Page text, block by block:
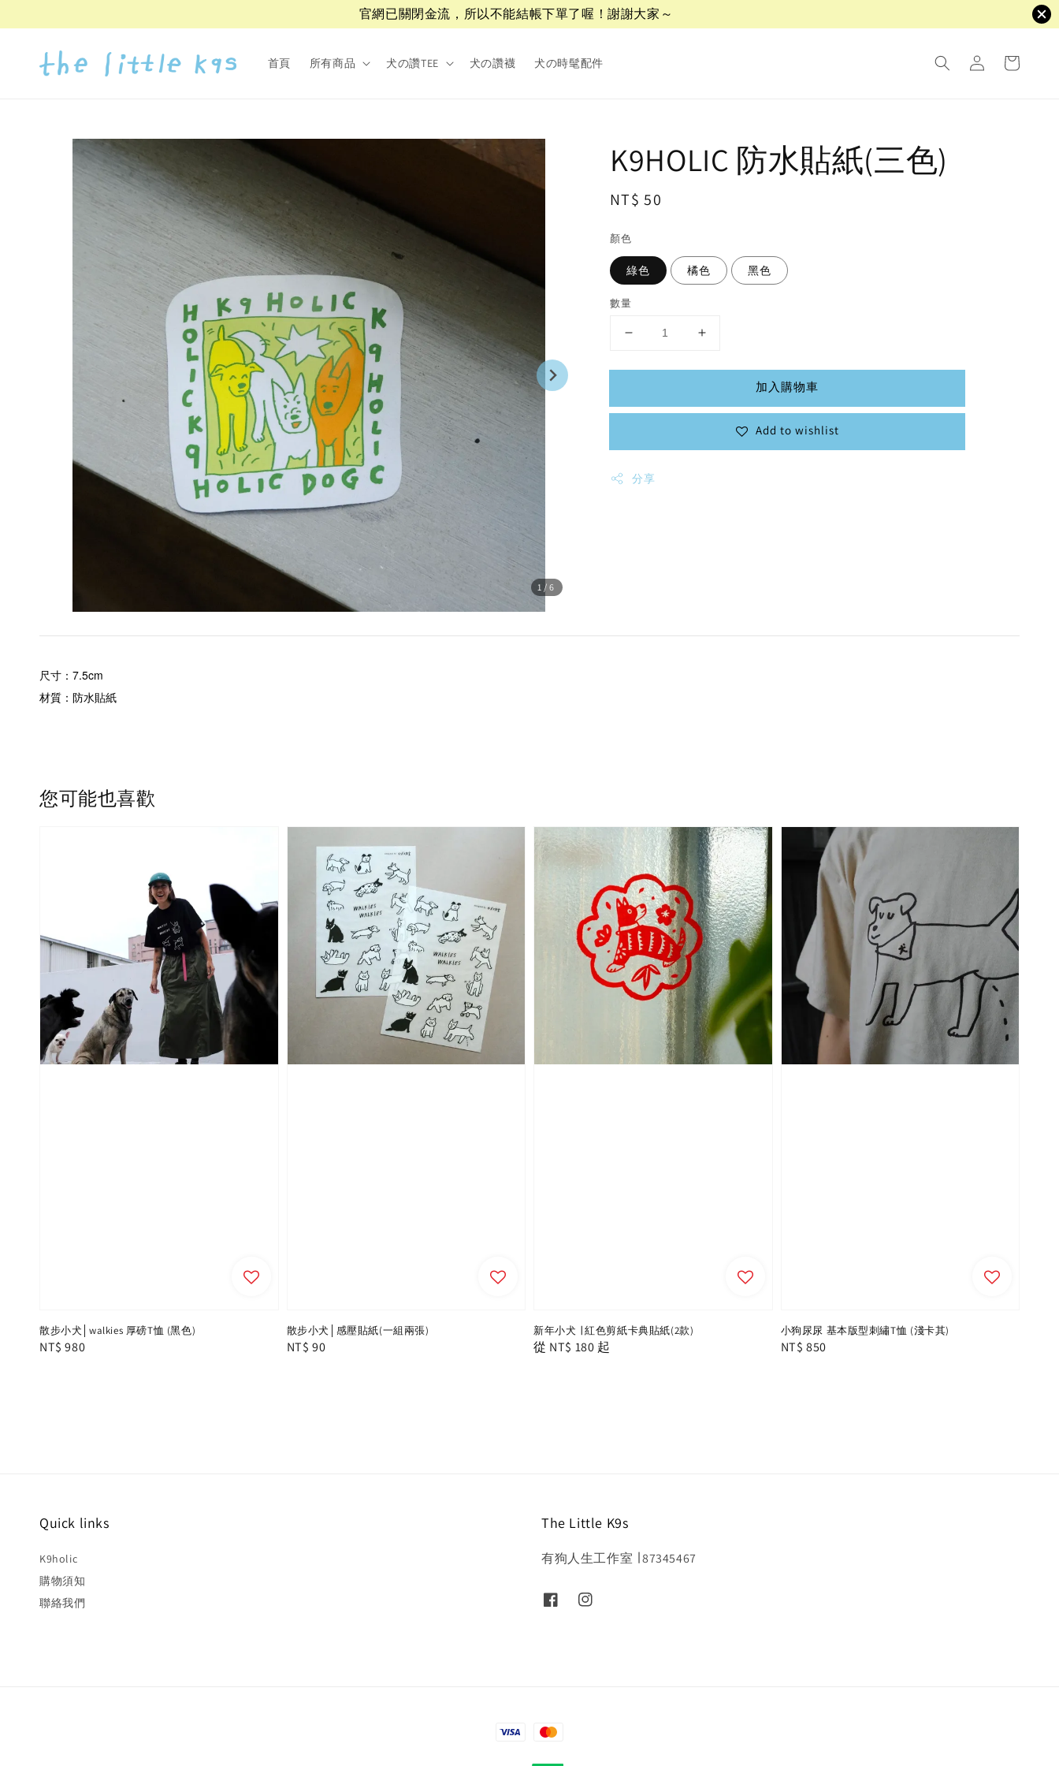
官網已關閉金流，所以不能結帳下單了喔！謝謝大家～
首頁 所有商品 犬の讚TEE 犬の讚襪 犬の時髦配件
1 /6
K9HOLIC 防水貼紙(三色)
Regular
NT$ 50
顏色
綠色 橘色 黑色
數量
加入購物車
Add to wishlist
分享
尺寸：7.5cm
材質：防水貼紙
您可能也喜歡
散步小犬│walkies 厚磅T恤 (黑色)
Regular
NT$ 980
散步小犬│感壓貼紙(一組兩張)
Regular
NT$ 90
新年小犬 ∣ 紅色剪紙卡典貼紙(2款)
Regular
從 NT$ 180 起
小狗尿尿 基本版型刺繡T恤 (淺卡其)
Regular
NT$ 850
Quick links
K9holic
購物須知
聯絡我們
The Little K9s
有狗人生工作室 ∣ 87345467